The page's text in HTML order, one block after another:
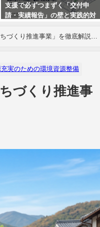
支援で必ずつまずく「交付申
請・実績報告」の壁と実践的対
づくり推進事業」を徹底解説！
実のための環境資源整備
づくり推進事